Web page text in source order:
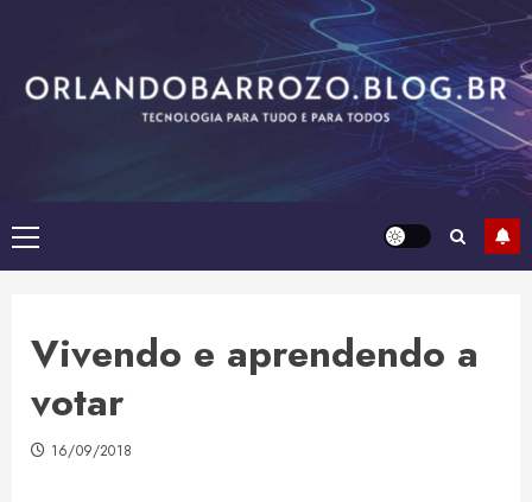
content
Primary
Menu
Vivendo e aprendendo a
votar
16/09/2018